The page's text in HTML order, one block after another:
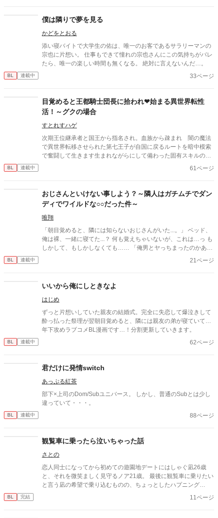
僕は隣りで夢を見る
かどをとおる
添い寝バイトで大学生の佑は、唯一のお客であるサラリーマンの
宗也に片想い。 仕事もできて憧れの宗也さんにこの気持ちがバレ
たら、唯一の楽しい時間も無くなる。 絶対に言えないんだ…。
BL 連載中 33ページ
目覚めると王都騎士団長に拾われ❤始まる異世界転性
活！～グクの場合
すとれすハゲ
次期王位継承者と国王から指名され。血族から疎まれ 闇の魔法
で異世界転移させられた第七王子が自国に戻るルートを暗中模索
で奮闘して生きます生まれながらにして備わった固有スキルの浄
BL 連載中 61ページ
おじさんといけない事しよう？～隣人はガチムチでダン
ディでワイルドな○○だった件～
唯翔
「朝目覚めると、隣には知らないおじさんがいた...。」 ベッド、
俺は裸、一緒に寝てた...？ 何も覚えちゃいないが、これは…っ も
しかして、もしかしなくても…… 「俺男とヤっちまったのかああ
鈴基 晟織(すずき あきおり)
BL 連載中 21ページ
いいから俺にしときなよ
はじめ
ずっと片想いしていた親友の結婚式。完全に失恋して爆泣きして
酔っ払った祭理が翌朝目覚めると、隣には親友の弟が寝ていて…
年下攻めラブコメBL漫画です…！分割更新していきます。
BL 連載中 62ページ
君だけに発情switch
あっぷる紅茶
部下×上司のDom/Subユニバース。 しかし、普通のSubとは少し
違っていて・・・。
BL 連載中 88ページ
観覧車に乗ったら泣いちゃった話
さとの
恋人同士になってから初めての遊園地デートにはしゃぐ凪26歳
と、それを微笑ましく見守るノア21歳。 最後に観覧車に乗りたい
と言う凪の希望で乗り込むものの、ちょっとしたハプニング
BL 完結 11ページ